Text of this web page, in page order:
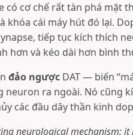
có cơ chế rất tàn phá mặt
khóa cái máy hút đó lại.
tiếp tục kích thích
hơn và kéo dài hơn bình
đảo ngược DAT — biến
ra ngoài. Nó cũng
các đầu dây thần kinh
neurological mechanism: